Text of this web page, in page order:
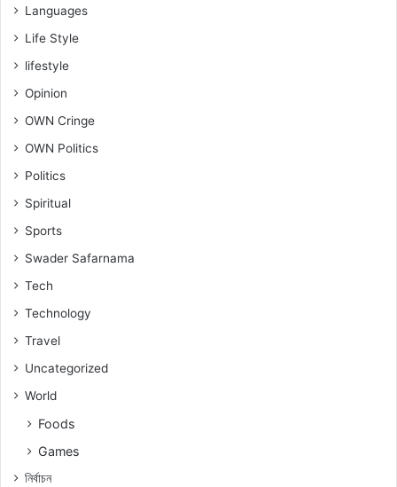
Languages
Life Style
lifestyle
Opinion
OWN Cringe
OWN Politics
Politics
Spiritual
Sports
Swader Safarnama
Tech
Technology
Travel
Uncategorized
World
Foods
Games
নিৰ্বাচন